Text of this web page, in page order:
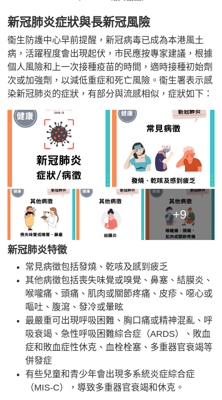
新冠肺炎症狀與長新冠風險
衞生防護中心早前提醒，新冠病毒已成為本港風土
病，活躍程度會出現起伏，市民應按專家建議，根據
個人風險和上一次接種疫苗的時間，適時接種初始劑
次或加強劑，以減低重症和死亡風險。衞生署表示感
染新冠肺炎的症狀，有部分與流感相似，症狀如下：
+9
新冠肺炎特徵
常見病徵包括發燒、乾咳及感到疲乏
其他病徵包括喪失味覺或嗅覺、鼻塞、結膜炎、
喉嚨痛、頭痛、肌肉或關節疼痛、皮疹、噁心或
嘔吐、腹瀉、發冷或暈眩
最嚴重可出現呼吸困難、胸口痛或精神混亂、呼
吸衰竭、急性呼吸困難綜合症（ARDS）、敗血
症和敗血症性休克、血栓栓塞、多重器官衰竭等
併發症
有些兒童和青少年會出現多系統炎症綜合症
（MIS-C），導致多重器官衰竭和休克。